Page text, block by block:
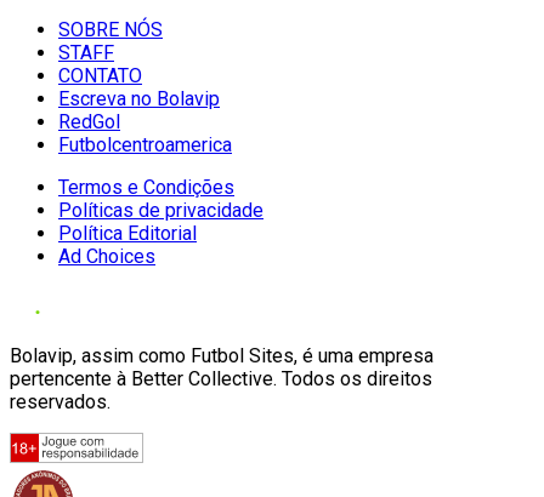
SOBRE NÓS
STAFF
CONTATO
Escreva no Bolavip
RedGol
Futbolcentroamerica
Termos e Condições
Políticas de privacidade
Política Editorial
Ad Choices
Bolavip, assim como Futbol Sites, é uma empresa
pertencente à Better Collective. Todos os direitos
reservados.